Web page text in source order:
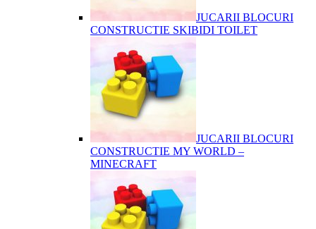
JUCARII BLOCURI
CONSTRUCTIE SKIBIDI TOILET
JUCARII BLOCURI
CONSTRUCTIE MY WORLD –
MINECRAFT